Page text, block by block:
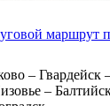
маршрут
– Гвардейск
–